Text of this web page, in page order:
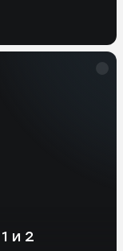
и 2